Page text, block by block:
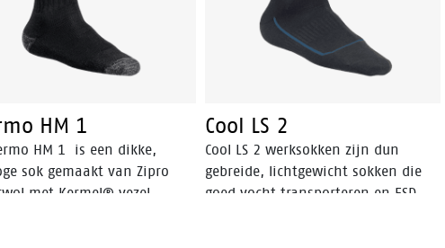
HM 1
HM 1 is een dikke,
sok gemaakt van Zipro
met Kermel® vezel.
Cool LS 2
Cool LS 2 werksokken zijn dun
gebreide, lichtgewicht sokken die
goed vocht transporteren en ESD